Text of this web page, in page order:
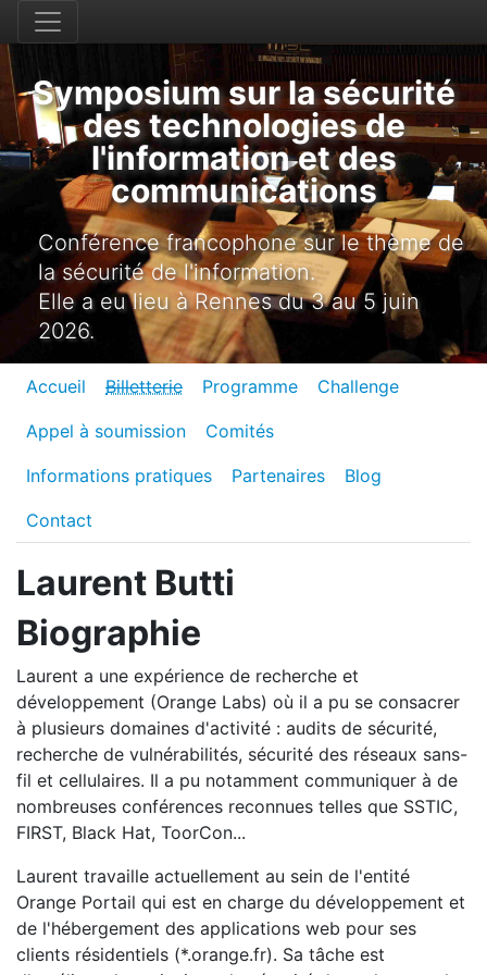
Symposium sur la sécurité
des technologies de
l'information et des
communications
Conférence francophone sur le thème de
la sécurité de l'information.
Elle a eu lieu à Rennes du 3 au 5 juin
2026.
Accueil Billetterie Programme Challenge
Appel à soumission Comités
Informations pratiques Partenaires Blog
Contact
Laurent Butti
Biographie
Laurent a une expérience de recherche et
développement (Orange Labs) où il a pu se consacrer
à plusieurs domaines d'activité : audits de sécurité,
recherche de vulnérabilités, sécurité des réseaux sans-
fil et cellulaires. Il a pu notamment communiquer à de
nombreuses conférences reconnues telles que SSTIC,
FIRST, Black Hat, ToorCon...
Laurent travaille actuellement au sein de l'entité
Orange Portail qui est en charge du développement et
de l'hébergement des applications web pour ses
clients résidentiels (*.orange.fr). Sa tâche est